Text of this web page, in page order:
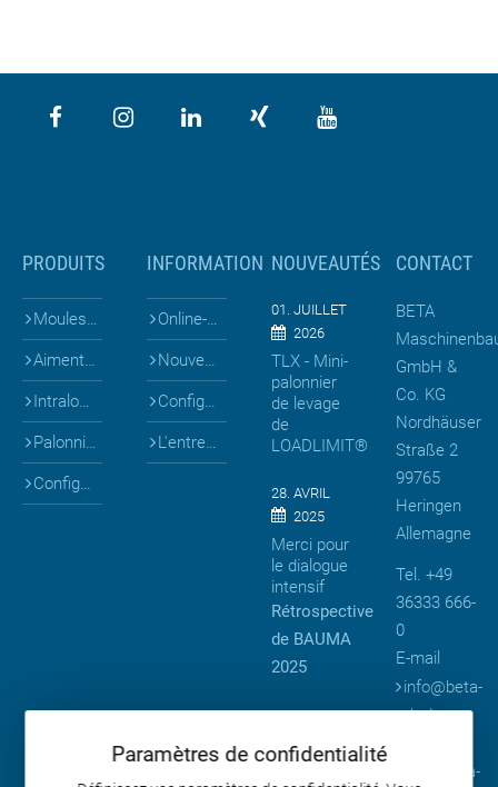
PRODUITS
Moules pour ...
Aiments & coffrages
Intralogistique
Palonniers
Configurateurs 3D
INFORMATION
Online-Shop
Nouveautés
Configurateurs 3D
L'entreprise
NOUVEAUTÉS
01. JUILLET
2026
TLX - Mini-
palonnier
de levage
de
LOADLIMIT®
28. AVRIL
2025
Merci pour
le dialogue
intensif
Rétrospective
de BAUMA
2025
CONTACT
BETA
GmbH &
Co. KG
Nordhäuser
Straße 2
99765
Heringen
Allemagne
Tel. +49
36333 666-
0
E-mail
info@beta-
mb.de
www.beta-
Paramètres de confidentialité